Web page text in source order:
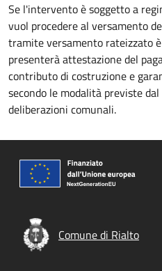
Se l'intervento è soggetto a
vuol procedere al versamento
tramite versamento rateizzato
presenterà attestazione del
contributo di costruzione e
secondo le modalità previste
deliberazioni comunali.
Comune di Rialto